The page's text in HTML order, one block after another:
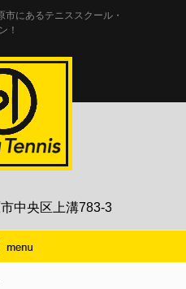
にあるテニススクール・
！
中央区上溝783-3